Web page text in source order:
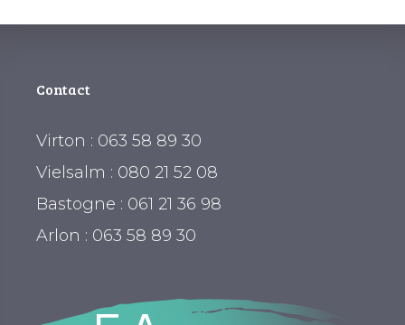
Contact
Virton : 063 58 89 30
Vielsalm : 080 21 52 08
Bastogne : 061 21 36 98
Arlon : 063 58 89 30